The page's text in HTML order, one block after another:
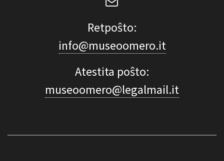
Retpoŝto:
info@museoomero.it
Atestita poŝto:
museoomero@legalmail.it